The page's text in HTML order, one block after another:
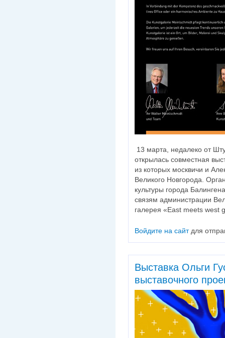
13 марта, недалеко от
открылась совместная
из которых москвичи и
Великого Новгорода.
культуры города
связям администрации
галерея «East meets west
Войдите на сайтдля
Выставка Ольги
выставочного